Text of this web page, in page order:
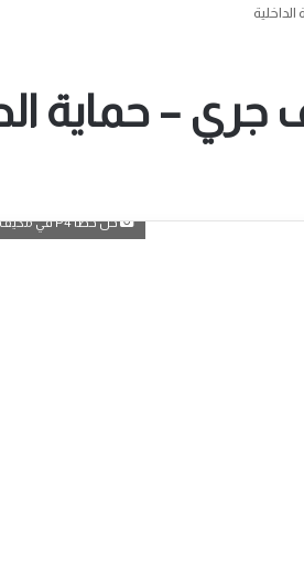
حل خطأ P4 في مكيف جري